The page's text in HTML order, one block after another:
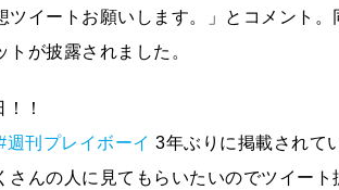
ツイートお願いします。」とコメント
トが披露されました。
！
週刊プレイボーイ 3年ぶりに掲載されて
さんの人に見てもらいたいのでツイート